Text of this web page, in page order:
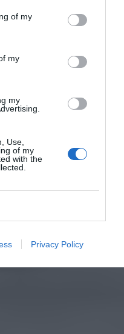
of my
my
my
Use,
of my
with the
Privacy Policy